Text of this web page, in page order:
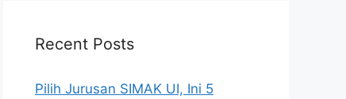
Recent Posts
Pilih Jurusan SIMAK UI, Ini 5